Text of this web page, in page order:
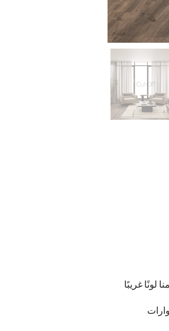
لونًا غريبًا